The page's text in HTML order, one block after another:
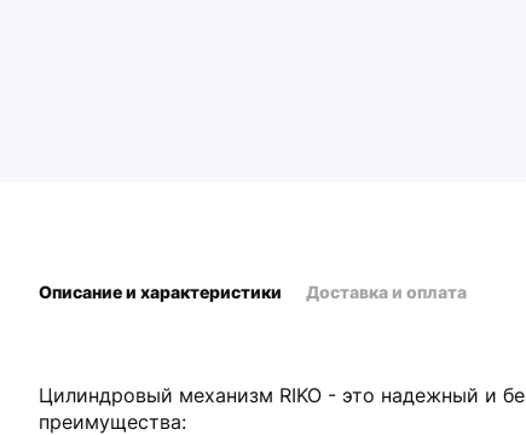
Цилиндровый механизм RIKO - это надежный и
преимущества:
Описание и характеристики Доставка и оплата